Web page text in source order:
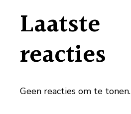
Laatste
reacties
Geen reacties om te tonen.